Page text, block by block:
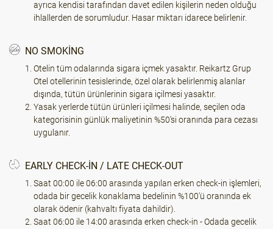
ayrıca kendisi tarafından davet edilen kişilerin neden olduğu
ihlallerden de sorumludur. Hasar miktarı idarece belirlenir.
NO SMOKING
Otelin tüm odalarında sigara içmek yasaktır. Reikartz Grup
Otel otellerinin tesislerinde, özel olarak belirlenmiş alanlar
dışında, tütün ürünlerinin sigara içilmesi yasaktır.
Yasak yerlerde tütün ürünleri içilmesi halinde, seçilen oda
kategorisinin günlük maliyetinin %50'si oranında para cezası
uygulanır.
EARLY CHECK-IN / LATE CHECK-OUT
Saat 00:00 ile 06:00 arasında yapılan erken check-in işlemleri,
odada bir gecelik konaklama bedelinin %100'ü oranında ek
olarak ödenir (kahvaltı fiyata dahildir).
Saat 06:00 ile 14:00 arasında erken check-in - Odada gecelik